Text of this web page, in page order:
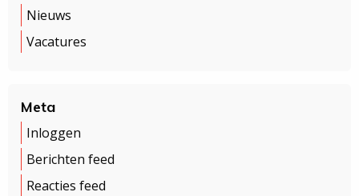
Nieuws
Vacatures
Meta
Inloggen
Berichten feed
Reacties feed